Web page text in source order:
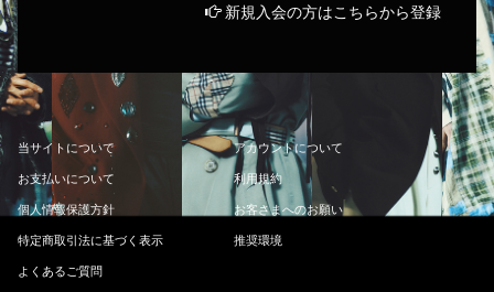
新規入会の方はこちらから登録
当サイ ト について アカウントについて
お支払いについて 利用規約
個人情報保護方針 お客さまへのお願い
特定商取引法に基づく 表示 推奨環境
よ く あるご質問